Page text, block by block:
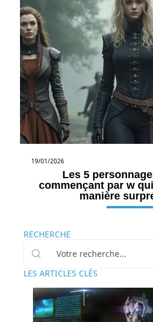
19/01/2026
Les 5
commençant par w
manière
RECHERCHE
LES ARTICLES CLÉS